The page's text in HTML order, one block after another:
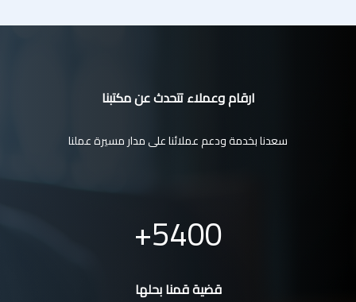
ارقام وعملاء تتحدث عن مكتبنا
سعدنا بخدمة ودعم عملائنا على مدار مسيرة عملنا
5400
قضية قمنا بحلها